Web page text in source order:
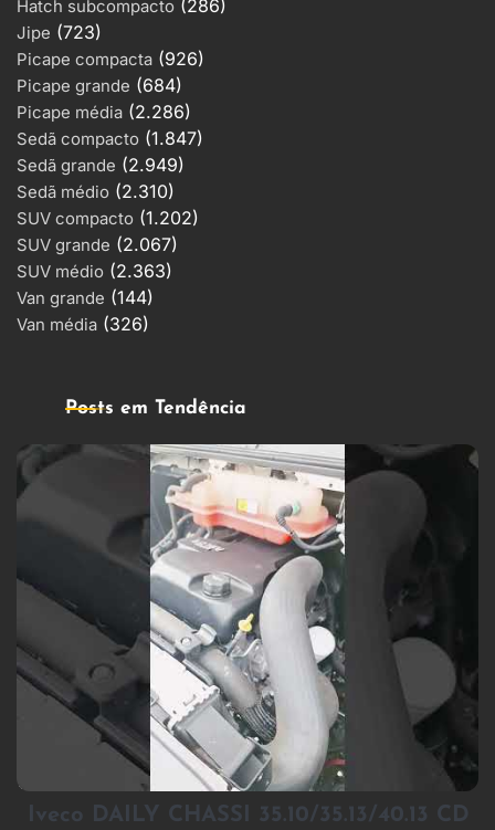
Hatch subcompacto (286)
Jipe (723)
Picape compacta (926)
Picape grande (684)
Picape média (2.286)
Sedã compacto (1.847)
Sedã grande (2.949)
Sedã médio (2.310)
SUV compacto (1.202)
SUV grande (2.067)
SUV médio (2.363)
Van grande (144)
Van média (326)
Posts em Tendência
1
Iveco DAILY CHASSI 35.10/35.13/40.13 CD